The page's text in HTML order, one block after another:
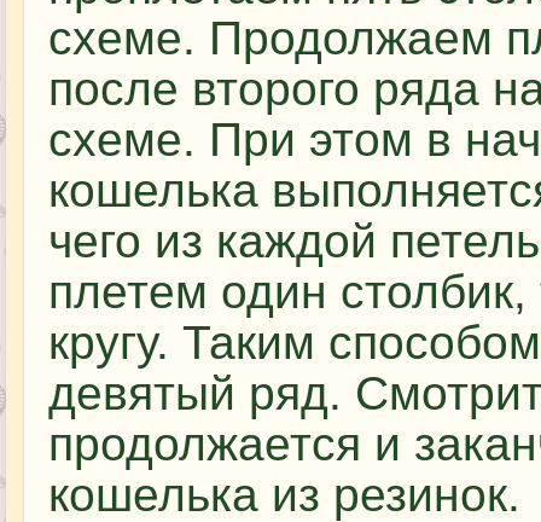
схеме. Продолжаем
после второго ряда
схеме. При этом в
кошелька
чего из каждой
плетем один
кругу. Таким
девятый ряд.
продолжается и
кошелька из резинок.